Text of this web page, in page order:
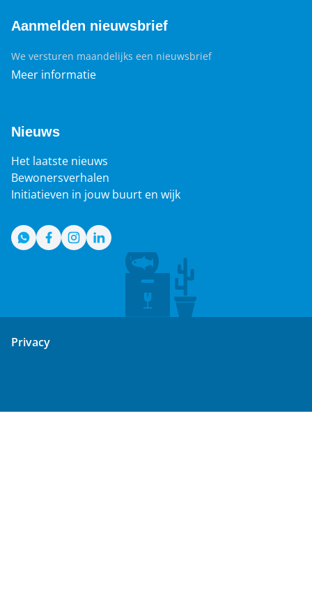
Aanmelden nieuwsbrief
We versturen maandelijks een nieuwsbrief
Meer informatie
Nieuws
Het laatste nieuws
Bewonersverhalen
Initiatieven in jouw buurt en wijk
WhatsApp
Facebook
Instagram
LinkedIn
Privacy